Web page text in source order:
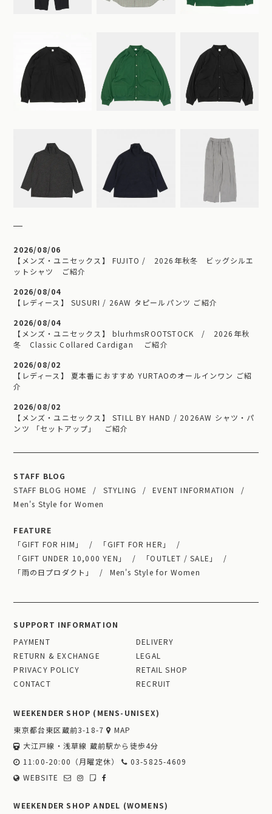
2026/08/06
【メンズ・ユニセックス】 FUJITO / 2026年秋冬 ビッグシルエ
ットシャツ ご紹介
2026/08/04
【レディース】 SUSURI / 26AW タピールパンツ ご紹介
2026/08/04
【メンズ・ユニセックス】 blurhmsROOTSTOCK / 2026年秋
冬 Classic Collared Cardigan ご紹介
2026/08/02
【レディース】 夏本番におすすめ YURTAOのオールインワン ご紹
介
2026/08/02
【メンズ・ユニセックス】 STILL BY HAND / 2026AW シャツ・パ
ンツ 「セットアップ」 ご紹介
STAFF BLOG
STAFF BLOG HOME
STYLING
EVENT INFORMATION
Men's Style for Women
FEATURE
「GIFT FOR HIM」
「GIFT FOR HER」
「GIFT UNDER 10,000 YEN」
「OUTLET / SALE」
「雨の日プロダクト」
Men's Style for Women
SUPPORT INFORMATION
PAYMENT
DELIVERY
RETURN & EXCHANGE
LEGAL
PRIVACY POLICY
RETAIL SHOP
CONTACT
RECRUIT
WEEKENDER SHOP (MENS-UNISEX)
東京都台東区蔵前3-18-7
MAP
大江戸線・浅草線 蔵前駅から徒歩4分
11:00-20:00（月曜定休）
03-5825-4609
WEBSITE
WEEKENDER SHOP ANDEL (WOMENS)